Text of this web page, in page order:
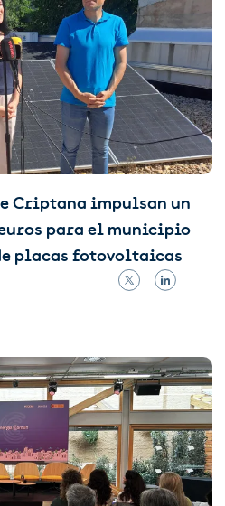
Criptana impulsan un
para el municipio
placas fotovoltaicas